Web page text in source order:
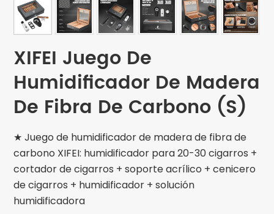
XIFEI Juego De
Humidificador De Madera
De Fibra De Carbono (S)
★ Juego de humidificador de madera de fibra de
carbono XIFEI: humidificador para 20-30 cigarros +
cortador de cigarros + soporte acrílico + cenicero
de cigarros + humidificador + solución
humidificadora